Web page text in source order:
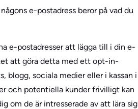
e-postadress beror på vad du
e-postadresser att lägga till i din e-
att göra detta med ett opt-in-
blogg, sociala medier eller i kassan i
och potentiella kunder frivilligt kan
om de är intresserade av att lära sig